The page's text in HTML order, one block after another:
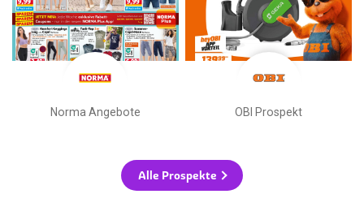
Norma Angebote OBI Prospekt
Alle Prospekte